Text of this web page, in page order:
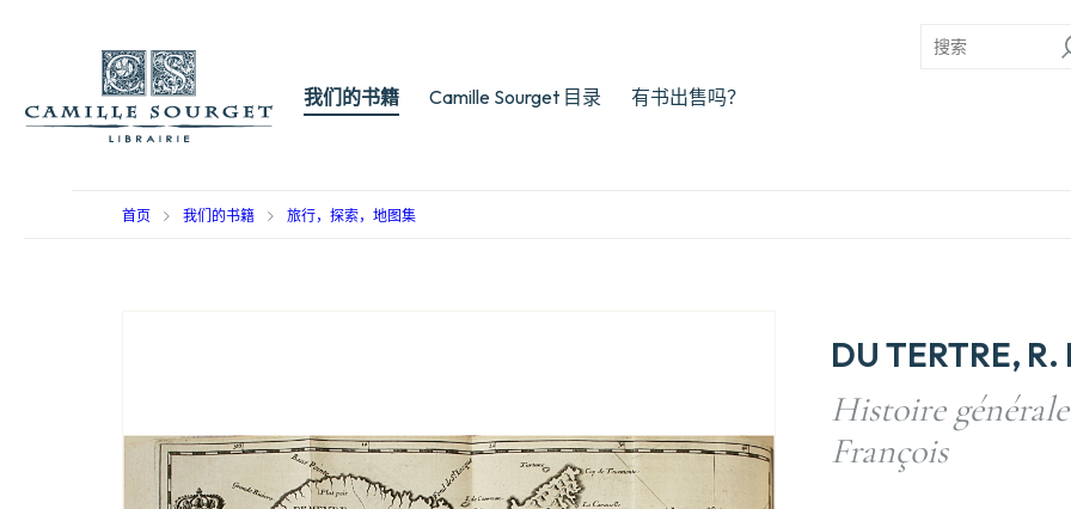
我们的书籍 Camille Sourget 目录 有书出售吗？
首页 我们的书籍 旅行，探索，地图集
DU TERTRE,
Histoire
François